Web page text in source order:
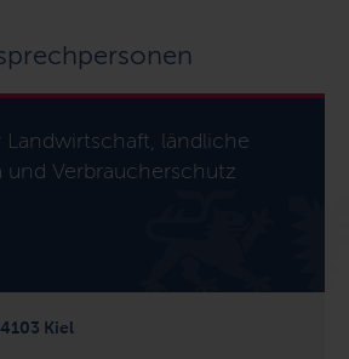
ländliche
und Verbraucherschutz
Kiel